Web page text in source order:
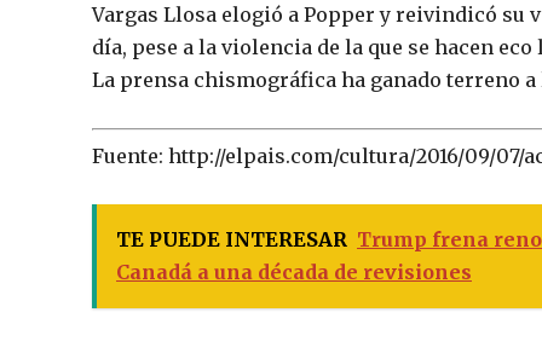
Vargas Llosa elogió a Popper y reivindicó
día, pese a la violencia de la que se hacen
La prensa chismográfica ha ganado terreno
Fuente: http://elpais.com/cultura/2016/09/07/
TE PUEDE INTERESAR Trump frena
Canadá a una década de revisiones